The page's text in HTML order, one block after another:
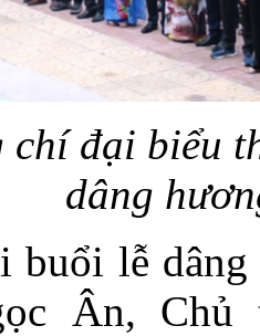
chí đại biểu
dâng
buổi lễ
Ân, Chủ